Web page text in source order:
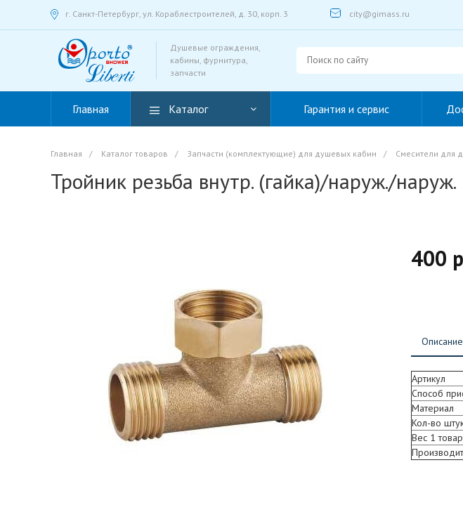
г. Санкт-Петербург, ул. Кораблестроителей, д. 30, корп. 3 city@gimass.ru
Душевые ограждения,
кабины, фурнитура,
запчасти
Главная Каталог Гарантия и сервис
Главная / Каталог товаров / Запчасти (комплектующие) для душевых кабин / Смесители для
Тройник резьба внутр. (гайка)/наруж./наруж.
400
Описание
Артикул
Способ
Материал
Кол-во
Вес 1